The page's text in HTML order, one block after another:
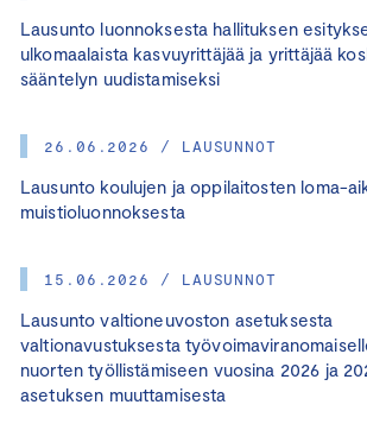
Lausunto luonnoksesta hallituksen
ulkomaalaista kasvuyrittäjää ja yrittäjää
sääntelyn uudistamiseksi
26.06.2026 / LAUSUNNOT
Lausunto koulujen ja oppilaitosten loma-
muistioluonnoksesta
15.06.2026 / LAUSUNNOT
Lausunto valtioneuvoston asetuksesta
valtionavustuksesta
nuorten työllistämiseen vuosina 2026 ja
asetuksen muuttamisesta